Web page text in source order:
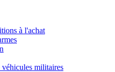
à l'achat
militaires